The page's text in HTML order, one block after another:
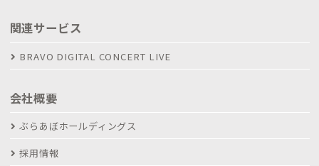
関連サービス
BRAVO DIGITAL CONCERT LIVE
会社概要
ぶらあぼホールディングス
採用情報